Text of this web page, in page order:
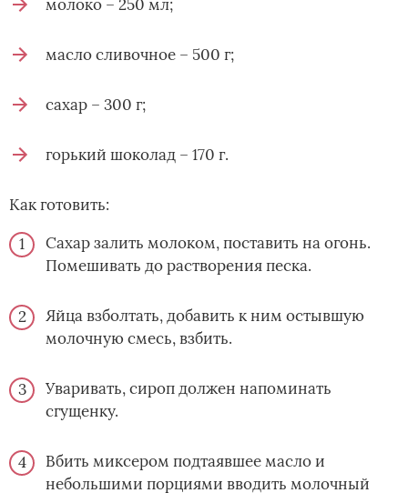
молоко – 250 мл;
масло сливочное – 500 г;
сахар – 300 г;
горький шоколад – 170 г.
Как готовить:
Сахар залить молоком, поставить на огонь.
Помешивать до растворения песка.
Яйца взболтать, добавить к ним остывшую
молочную смесь, взбить.
Уваривать, сироп должен напоминать
сгущенку.
Вбить миксером подтаявшее масло и
небольшими порциями вводить молочный